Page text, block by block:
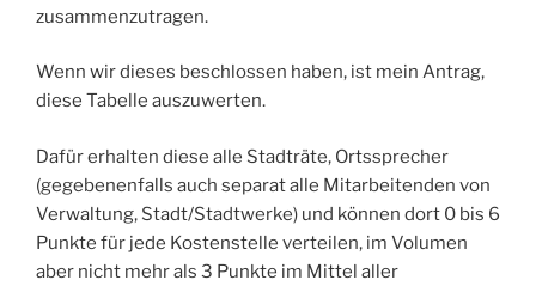
zusammenzutragen.
Wenn wir dieses beschlossen haben, ist mein Antrag,
diese Tabelle auszuwerten.
Dafür erhalten diese alle Stadträte, Ortssprecher
(gegebenenfalls auch separat alle Mitarbeitenden von
Verwaltung, Stadt/Stadtwerke) und können dort 0 bis 6
Punkte für jede Kostenstelle verteilen, im Volumen
aber nicht mehr als 3 Punkte im Mittel aller